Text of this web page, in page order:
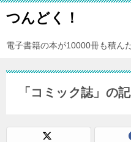
つんどく！
電子書籍の本が10000冊も積ん
「コミック誌」の